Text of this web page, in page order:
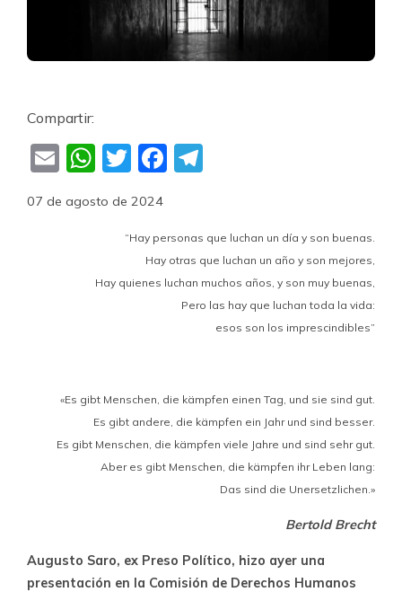
Compartir:
EmailWhatsApp
TwitterFacebook
07 de agosto de 2024
“Hay personas que luchan un día y son buenas.
Hay otras que luchan un año y son mejores,
Hay quienes luchan muchos años, y son muy buenas,
Pero las hay que luchan toda la vida:
esos son los imprescindibles”
«Es gibt Menschen, die kämpfen einen Tag, und sie sind gut.
Es gibt andere, die kämpfen ein Jahr und sind besser.
Es gibt Menschen, die kämpfen viele Jahre und sind sehr gut.
Aber es gibt Menschen, die kämpfen ihr Leben lang:
Das sind die Unersetzlichen.»
Bertold Brecht
Augusto Saro, ex Preso Político, hizo ayer una
presentación en la Comisión de Derechos Humanos